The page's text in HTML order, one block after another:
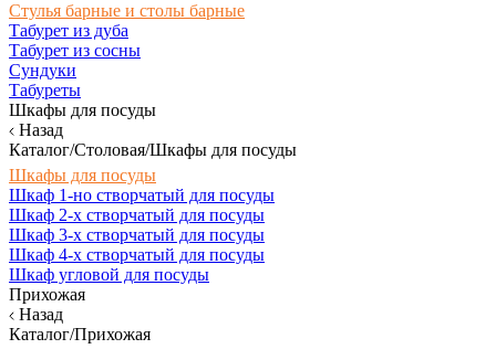
Стулья барные и столы барные
Табурет из дуба
Табурет из сосны
Сундуки
Табуреты
Шкафы для посуды
Назад
Каталог/Столовая/Шкафы для посуды
Шкафы для посуды
Шкаф 1-но створчатый для посуды
Шкаф 2-х створчатый для посуды
Шкаф 3-х створчатый для посуды
Шкаф 4-х створчатый для посуды
Шкаф угловой для посуды
Прихожая
Назад
Каталог/Прихожая